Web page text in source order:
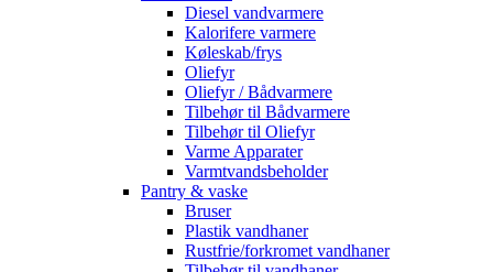
Diesel vandvarmere
Kalorifere varmere
Køleskab/frys
Oliefyr
Oliefyr / Bådvarmere
Tilbehør til Bådvarmere
Tilbehør til Oliefyr
Varme Apparater
Varmtvandsbeholder
Pantry & vaske
Bruser
Plastik vandhaner
Rustfrie/forkromet vandhaner